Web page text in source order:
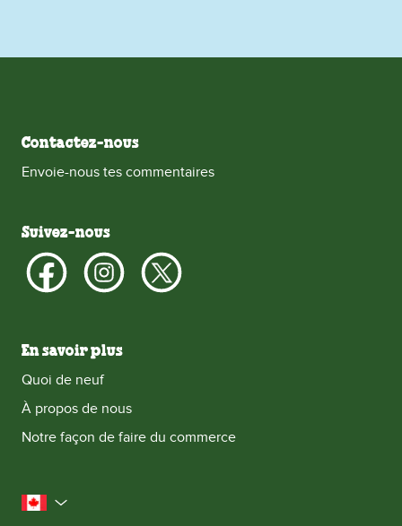
Contactez-nous
Envoie-nous tes commentaires
Suivez-nous
En savoir plus
Quoi de neuf
À propos de nous
Notre façon de faire du commerce
le Canada